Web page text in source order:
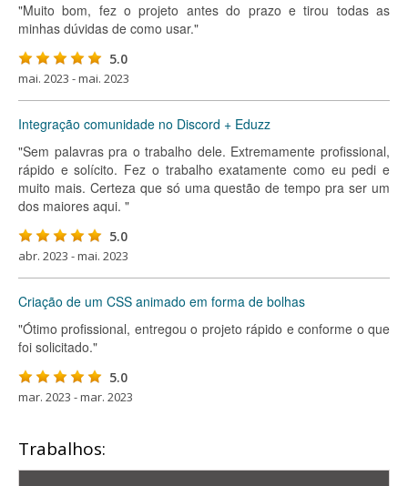
"Muito bom, fez o projeto antes do prazo e tirou todas as
minhas dúvidas de como usar."
5.0
mai. 2023 - mai. 2023
Integração comunidade no Discord + Eduzz
"Sem palavras pra o trabalho dele. Extremamente profissional,
rápido e solícito. Fez o trabalho exatamente como eu pedi e
muito mais. Certeza que só uma questão de tempo pra ser um
dos maiores aqui. "
5.0
abr. 2023 - mai. 2023
Criação de um CSS animado em forma de bolhas
"Ótimo profissional, entregou o projeto rápido e conforme o que
foi solicitado."
5.0
mar. 2023 - mar. 2023
Trabalhos: